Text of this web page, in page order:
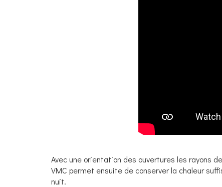
Avec une orientation des ouvertures les rayons
VMC permet ensuite de conserver la chaleur
nuit.